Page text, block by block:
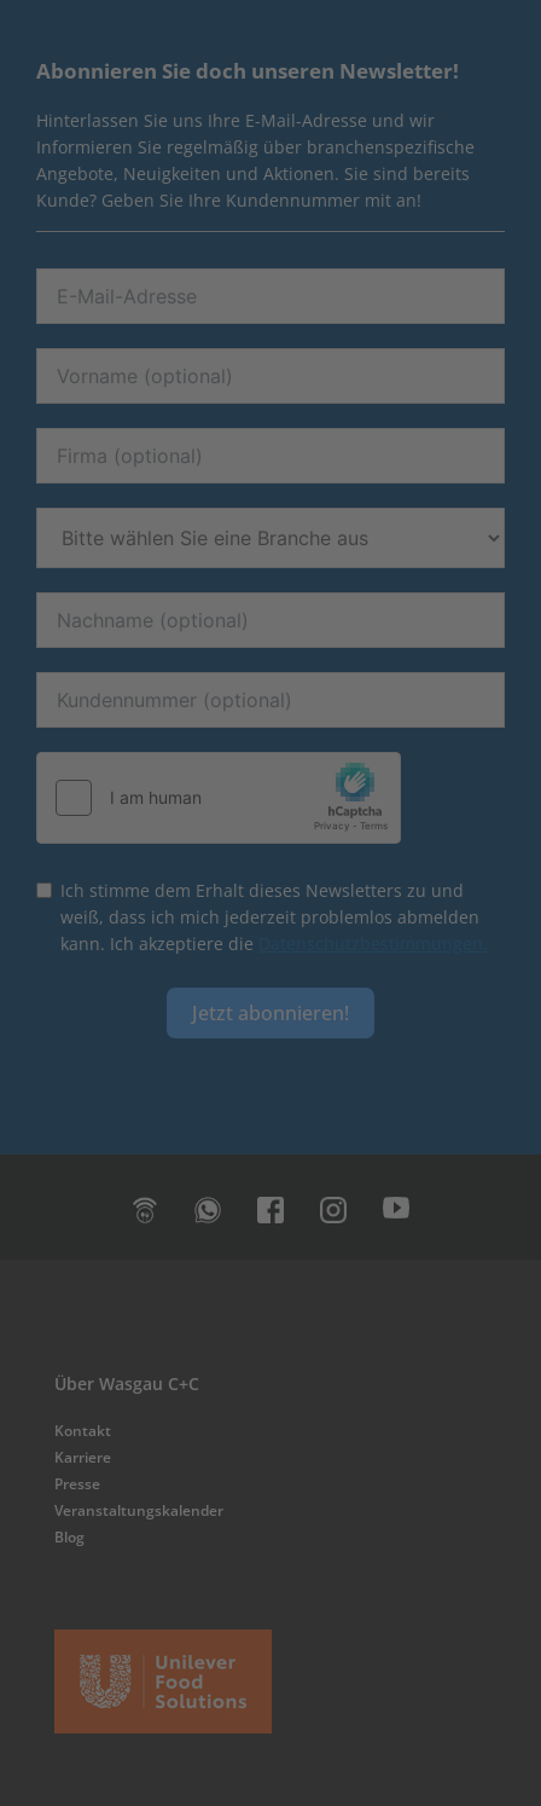
Abonnieren Sie doch unseren Newsletter!
Hinterlassen Sie uns Ihre E-Mail-Adresse und wir
Informieren Sie regelmäßig über branchenspezifische
Angebote, Neuigkeiten und Aktionen. Sie sind bereits
Kunde? Geben Sie Ihre Kundennummer mit an!
Ich stimme dem Erhalt dieses Newsletters zu und
weiß, dass ich mich jederzeit problemlos abmelden
kann. Ich akzeptiere die
Jetzt abonnieren!
Über Wasgau C+C
Kontakt
Karriere
Presse
Veranstaltungskalender
Blog